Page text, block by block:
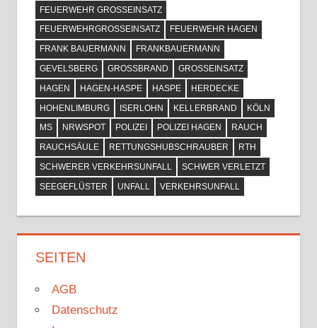
FEUERWEHR GROSSEINSATZ
FEUERWEHRGROSSEINSATZ
FEUERWEHR HAGEN
FRANK BAUERMANN
FRANKBAUERMANN
GEVELSBERG
GROSSBRAND
GROSSEINSATZ
HAGEN
HAGEN-HASPE HASPE
HERDECKE
HOHENLIMBURG
ISERLOHN KELLERBRAND
KÖLN
MS
NRWSPOT POLIZEI POLIZEI HAGEN
RAUCH
RAUCHSÄULE
RETTUNGSHUBSCHRAUBER
RTH
SCHWERER VERKEHRSUNFALL
SCHWER VERLETZT
SEEGEFLÜSTER
UNFALL VERKEHRSUNFALL
SEITEN
AGB
Datenschutz